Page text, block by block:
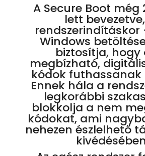
A Secure Boot még
lett
rendszerindításkor
Windows
biztosítja, hogy
megbízható,
kódok futhassanak
Ennek hála a
legkorábbi
blokkolja a nem
kódokat, ami
nehezen észlelhető